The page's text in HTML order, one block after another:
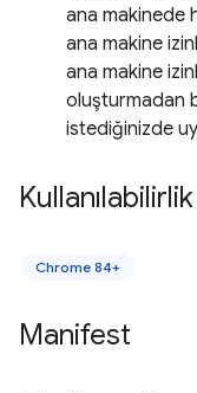
ana makinede
ana makine
ana makine
oluşturmadan
istediğinizde
Kullanılabilirlik
Chrome 84+
Manifest